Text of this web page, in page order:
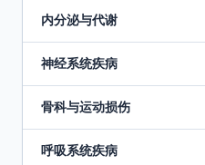
内分泌与代谢
神经系统疾病
骨科与运动损伤
呼吸系统疾病